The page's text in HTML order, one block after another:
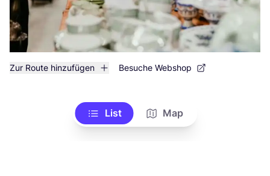
Zur Route hinzufügen Besuche Webshop
List Map